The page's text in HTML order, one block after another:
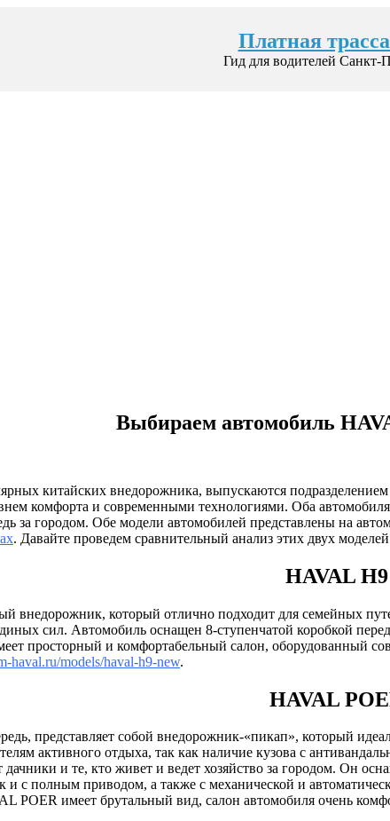
Платная
Гид для водителей Санкт-
Выбираем автомобиль
китайских внедорожника, выпускаются
комфорта и современными технологиями. Оба
за городом. Обе модели автомобилей представлены на
. Давайте проведем сравнительный анализ этих двух
HAVAL H9
внедорожник, который отлично подходит для семейных
сил. Автомобиль оснащен 8-ступенчатой коробкой
просторный и комфортабельный салон, оборудованный
haval.ru/models/haval-h9-new.
HAVAL
представляет собой внедорожник-«пикап», который
активного отдыха, так как наличие кузова с
и те, кто живет и ведет хозяйство за городом. Он
с полным приводом, а также с механической и
POER имеет брутальный вид, салон автомобиля очень